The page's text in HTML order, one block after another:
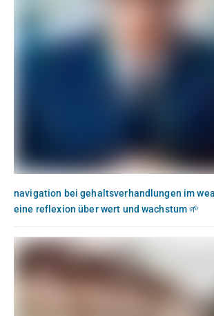
navigation bei gehaltsverhandlungen im
eine reflexion über wert und wachstum 🌱